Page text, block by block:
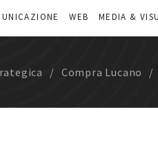
WEB MEDIA &
Compra Lucano